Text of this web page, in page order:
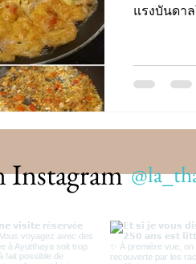
แรงบันดา
Instagram